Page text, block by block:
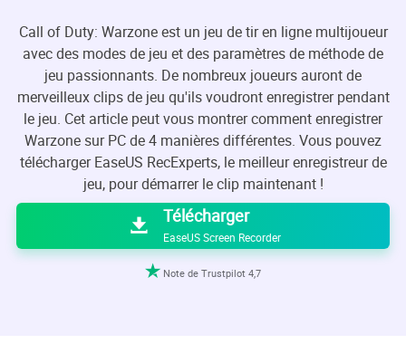
Call of Duty: Warzone est un jeu de tir en ligne multijoueur
avec des modes de jeu et des paramètres de méthode de
jeu passionnants. De nombreux joueurs auront de
merveilleux clips de jeu qu'ils voudront enregistrer pendant
le jeu. Cet article peut vous montrer comment enregistrer
Warzone sur PC de 4 manières différentes. Vous pouvez
télécharger EaseUS RecExperts, le meilleur enregistreur de
jeu, pour démarrer le clip maintenant !

 Télécharger
EaseUS Screen Recorder
 Note de Trustpilot 4,7